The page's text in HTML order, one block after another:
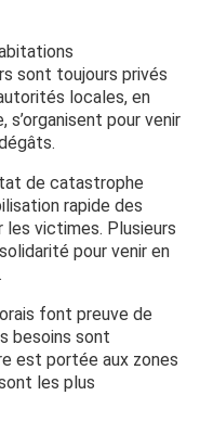
sont toujours privés
locales, en
pour venir
de catastrophe
rapide des
les victimes. Plusieurs
pour venir en
font preuve de
besoins sont
est portée aux zones
les plus